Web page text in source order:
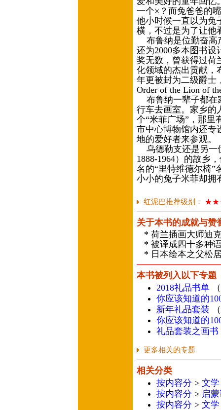
一个×？而兔爸爸的
他小时候一直以为兔
横，不过是为了让
布鲁纳是位勤奋高
还为2000多本图书设
奖无数，曾获得过荷
化领域的杰出贡献，
年更被封为二级爵士
Order of the Lion of
布鲁纳一辈子都在
行车去画室。家乡的
个“米菲广场”，那里
市中心博物馆内还专
地的爱好者来参观。
乌德勒支还是另一
1888-1964）的故乡
名的“里特维德尔椅”
小小的兔子米菲却拥
红泥巴推荐级别：
关于本书的成就与赞
* 荷兰插画大师迪
* 被译成四十多种
* 日本绘本之父松
本书被列入以下专题
2018礼品书单
你应该知道的
新年礼品套装
你应该知道的
礼品套装之画书
更多相关的专题
相关分类
按内容分 > 文学
按内容分 > 启
按内容分 > 文学